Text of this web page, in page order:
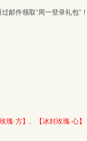
邮件领取“周一登录礼包”
瑰·方】 【冰封玫瑰·心】